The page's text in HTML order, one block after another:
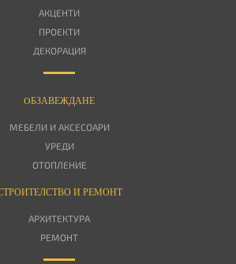
АКЦЕНТИ
ПРОЕКТИ
ДЕКОРАЦИЯ
OБЗАВЕЖДАНЕ
МЕБЕЛИ И АКСЕСОАРИ
УРЕДИ
ОТОПЛЕНИЕ
И РЕМОНТ
АРХИТЕКТУРА
РЕМОНТ